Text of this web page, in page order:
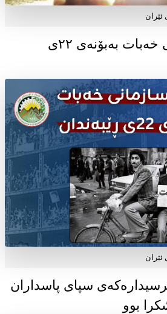
پەیامی سازمانی خەبات بەبۆنەی ۲۲ی
سپای پاسداران
بوو